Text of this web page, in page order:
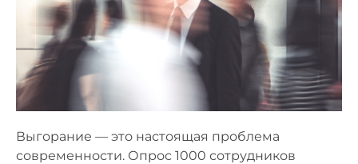
Выгорание — это настоящая проблема
современности. Опрос 1000 сотрудников